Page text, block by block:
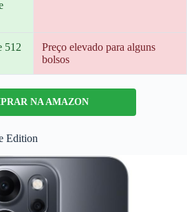
512
Preço elevado para alguns
bolsos
NA AMAZON
Edition